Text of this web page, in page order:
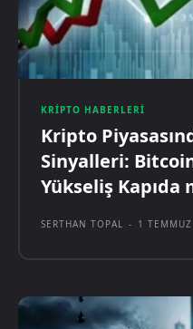
KRIPTO HABERLERI
Kripto
Sinyalleri:
Yükseliş Kapıda
SERTHAN TOPAL - 1